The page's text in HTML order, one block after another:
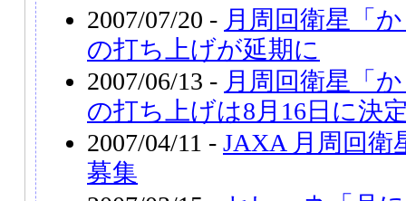
2007/07/20 - 月周回衛星「
の打ち上げが延期に
2007/06/13 - 月周回衛星「
の打ち上げは8月16日に決
2007/04/11 - JAXA 月周回衛
募集